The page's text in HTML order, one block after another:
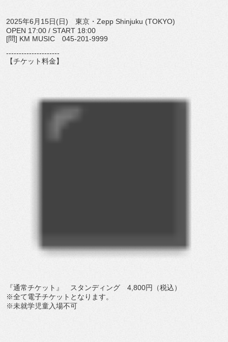
2025年6月15日(日) 東京・Zepp Shinjuku (TOKYO)
OPEN 17:00 / START 18:00
[問] KM MUSIC 045-201-9999
---------------------
【チケット料金】
『通常チケット』 スタンディング 4,800円（税込）
※全て電子チケットとなります。
※未就学児童入場不可